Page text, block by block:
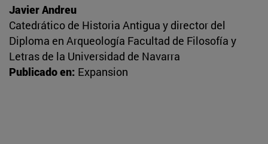
Javier Andreu
Catedrático de Historia Antigua y director del
Diploma en Arqueología Facultad de Filosofía y
Letras de la Universidad de Navarra
Publicado en: Expansion